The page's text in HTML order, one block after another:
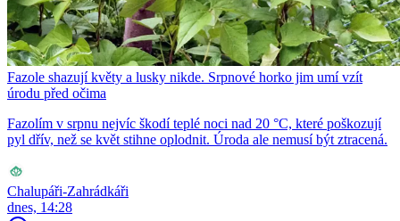
Fazole shazují květy a lusky nikde. Srpnové horko jim umí vzít
úrodu před očima
Fazolím v srpnu nejvíc škodí teplé noci nad 20 °C, které poškozují
pyl dřív, než se květ stihne oplodnit. Úroda ale nemusí být ztracená.
Chalupáři-Zahrádkáři
dnes, 14:28